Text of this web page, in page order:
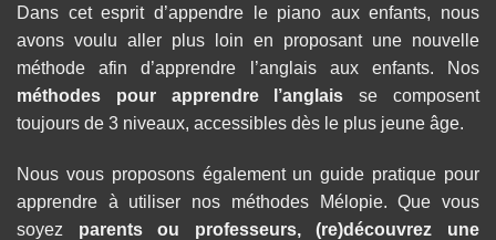
Dans cet esprit d’appendre le piano aux enfants, nous
avons voulu aller plus loin en proposant une nouvelle
méthode afin d’apprendre l’anglais aux enfants. Nos
méthodes pour apprendre l’anglais se composent
toujours de 3 niveaux, accessibles dès le plus jeune âge.
Nous vous proposons également un guide pratique pour
apprendre à utiliser nos méthodes Mélopie. Que vous
soyez parents ou professeurs, (re)découvrez une